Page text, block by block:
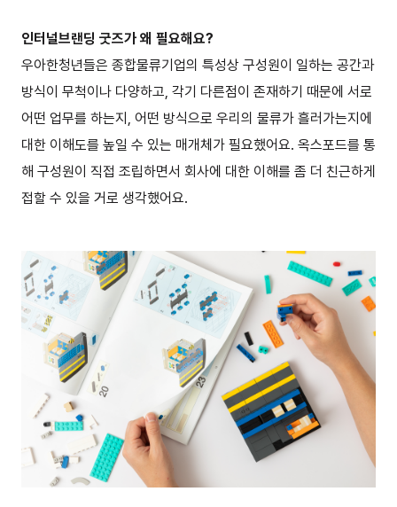
인터널브랜딩 굿즈가 왜 필요해요?
우아한청년들은 종합물류기업의 특성상 구성원이 일하는 공간과
방식이 무척이나 다양하고, 각기 다른점이 존재하기 때문에 서로
어떤 업무를 하는지, 어떤 방식으로 우리의 물류가 흘러가는지에
대한 이해도를 높일 수 있는 매개체가 필요했어요. 옥스포드를 통
해 구성원이 직접 조립하면서 회사에 대한 이해를 좀 더 친근하게
접할 수 있을 거로 생각했어요.